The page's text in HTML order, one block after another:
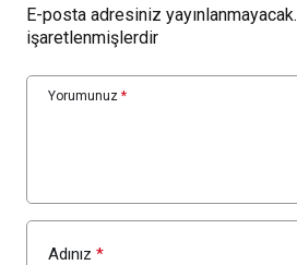
E-posta adresiniz yayınlanmayacak.
işaretlenmişlerdir
Yorumunuz *
Adınız *